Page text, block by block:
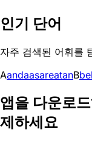
인기 단어
자주 검색된 어휘를
AandaasareatanBbe
앱을 다운로
제하세요